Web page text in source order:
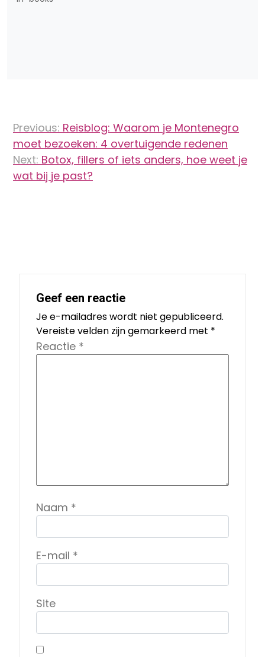
navigatie
Previous: Reisblog: Waarom je Montenegro
moet bezoeken: 4 overtuigende redenen
Next: Botox, fillers of iets anders, hoe weet je
wat bij je past?
Geef een reactie
Je e-mailadres wordt niet gepubliceerd.
Vereiste velden zijn gemarkeerd met *
Reactie *
Naam *
E-mail *
Site